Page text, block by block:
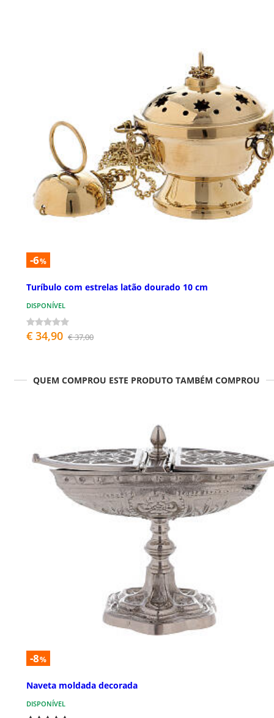
-6%
Turíbulo com estrelas latão dourado 10 cm
DISPONÍVEL
€ 34,90 € 37,00
QUEM COMPROU ESTE PRODUTO TAMBÉM COMPROU
-8%
Naveta moldada decorada
DISPONÍVEL